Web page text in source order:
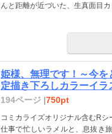
んと距離が近づいた、生真面目
姫様、無理です！～今
定描き下ろしカラーイラ
194ページ |750pt
コミカライズオリジナル含むR
仕事で忙しいラメルと、息抜き